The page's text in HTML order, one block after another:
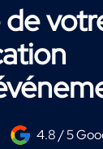
4.8 / 5